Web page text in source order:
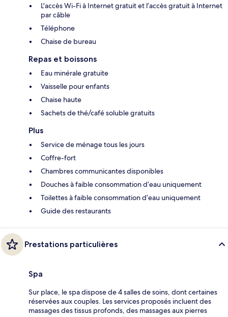
L'accès Wi-Fi à Internet gratuit et l’accès gratuit à Internet
par câble
Téléphone
Chaise de bureau
Repas et boissons
Eau minérale gratuite
Vaisselle pour enfants
Chaise haute
Sachets de thé/café soluble gratuits
Plus
Service de ménage tous les jours
Coffre-fort
Chambres communicantes disponibles
Douches à faible consommation d’eau uniquement
Toilettes à faible consommation d’eau uniquement
Guide des restaurants
Prestations particulières
Spa
Sur place, le spa dispose de 4 salles de soins, dont certaines
réservées aux couples. Les services proposés incluent des
massages des tissus profonds, des massages aux pierres